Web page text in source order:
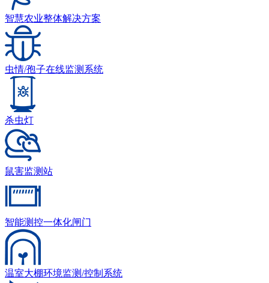
智慧农业整体解决方案
虫情/孢子在线监测系统
杀虫灯
鼠害监测站
智能测控一体化闸门
温室大棚环境监测/控制系统